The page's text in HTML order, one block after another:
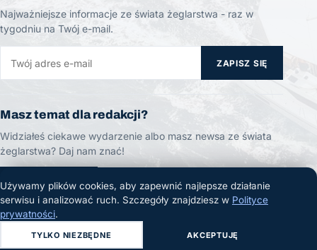
Najważniejsze informacje ze świata żeglarstwa - raz w
tygodniu na Twój e-mail.
ZAPISZ SIĘ
Masz temat dla redakcji?
Widziałeś ciekawe wydarzenie albo masz newsa ze świata
żeglarstwa? Daj nam znać!
ZGŁOŚ TEMAT
© 2026 Żeglarski.info. Wszelkie prawa zastrzeżone.
Używamy plików cookies, aby zapewnić najlepsze działanie
serwisu i analizować ruch. Szczegóły znajdziesz w Polityce
prywatności.
TYLKO NIEZBĘDNE AKCEPTUJĘ